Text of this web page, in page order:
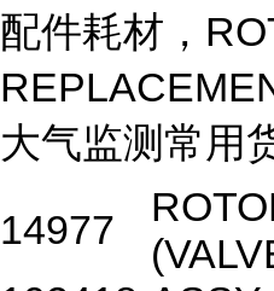
配件耗材，
大气监测常用
14977